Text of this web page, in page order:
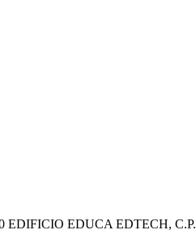
EDIFICIO EDUCA EDTECH, C.P.